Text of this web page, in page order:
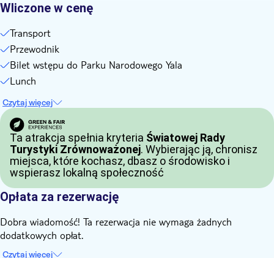
Wliczone w cenę
Transport
Przewodnik
Bilet wstępu do Parku Narodowego Yala
Lunch
Czytaj więcej
Ta atrakcja spełnia kryteria Światowej Rady
Turystyki Zrównoważonej. Wybierając ją, chronisz
miejsca, które kochasz, dbasz o środowisko i
wspierasz lokalną społeczność
Opłata za rezerwację
Dobra wiadomość! Ta rezerwacja nie wymaga żadnych
dodatkowych opłat.
Czytaj więcej